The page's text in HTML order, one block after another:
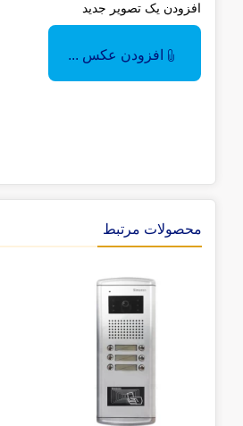
افزودن یک تصویر جدید
افزودن عکس ...
محصولات مرتبط